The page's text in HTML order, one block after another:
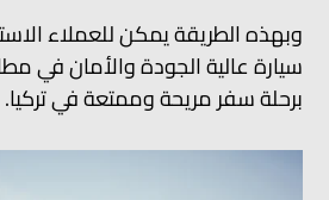
وبهذه الطريقة يمكن للعملاء
سيارة عالية الجودة والأمان في
برحلة سفر مريحة وممتعة في تركيا.